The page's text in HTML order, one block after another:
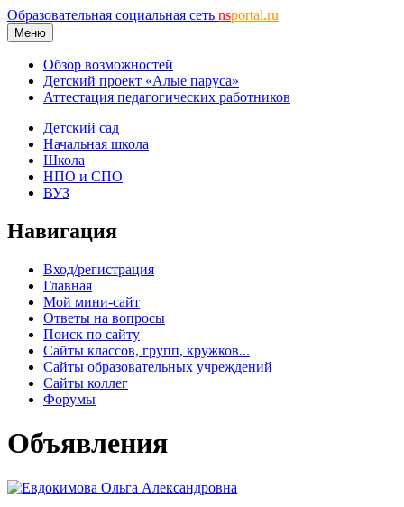
Образовательная социальная сеть nsportal.ru
Меню
Обзор возможностей
Детский проект «Алые паруса»
Аттестация педагогических работников
Детский сад
Начальная школа
Школа
НПО и СПО
ВУЗ
Навигация
Вход/регистрация
Главная
Мой мини-сайт
Ответы на вопросы
Поиск по сайту
Сайты классов, групп, кружков...
Сайты образовательных учреждений
Сайты коллег
Форумы
Объявления